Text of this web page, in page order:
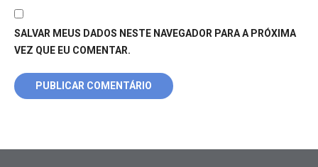
SALVAR MEUS DADOS NESTE NAVEGADOR PARA A PRÓXIMA
VEZ QUE EU COMENTAR.